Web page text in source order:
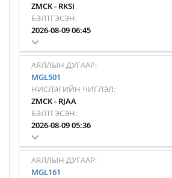
ZMCK- RKSI
БЭЛТГЭСЭН:
2026-08-09 06:45
АЯЛЛЫН ДУГААР:
MGL501
НИСЛЭГИЙН ЧИГЛЭЛ:
ZMCK- RJAA
БЭЛТГЭСЭН:
2026-08-09 05:36
АЯЛЛЫН ДУГААР:
MGL161